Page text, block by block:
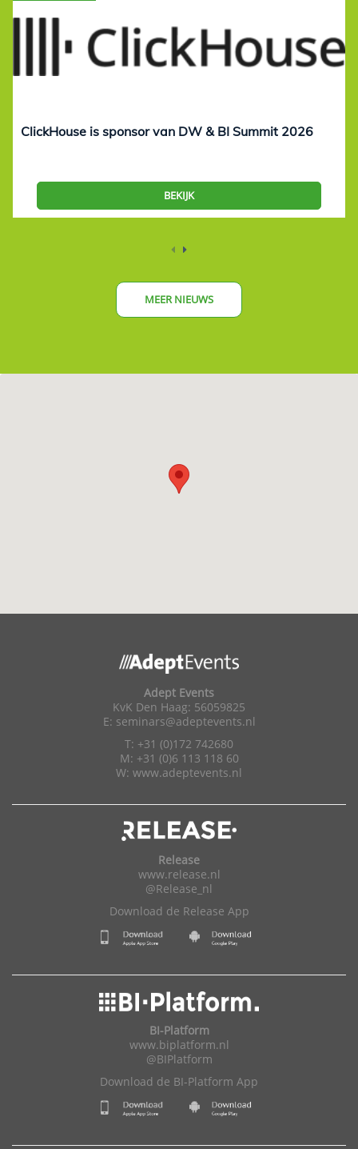
ClickHouse is sponsor van DW & BI Summit 2026
BEKIJK
MEER NIEUWS
Adept Events
KvK Den Haag: 56059825
E: seminars@adeptevents.nl
T: +31 (0)172 742680
M: +31 (0)6 113 118 60
W: www.adeptevents.nl
Release
www.release.nl
@Release_nl
Download de Release App
BI-Platform
www.biplatform.nl
@BIPlatform
Download de BI-Platform App